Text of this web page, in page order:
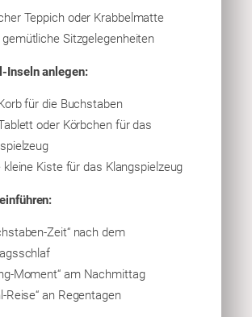
Teppich oder Krabbelmatte
Sitzgelegenheiten
Inseln anlegen:
für die Buchstaben
oder Körbchen für das
kleine Kiste für das Klangspielzeug
Zeit“ nach dem
Moment“ am Nachmittag
Reise“ an Regentagen